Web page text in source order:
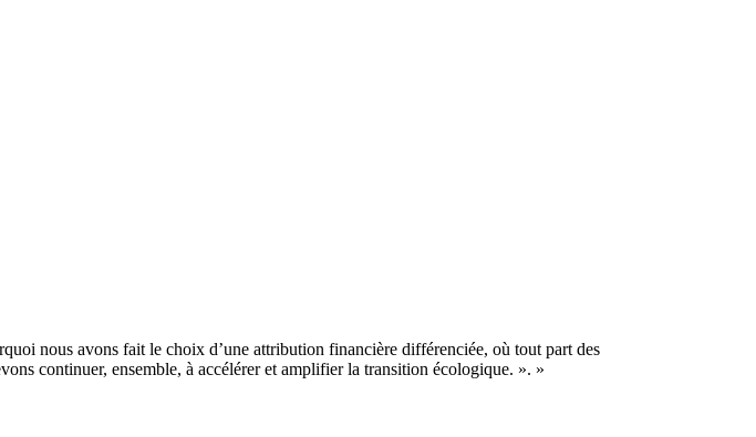
nous avons fait le choix d’une attribution financière différenciée, où tout part des
continuer, ensemble, à accélérer et amplifier la transition écologique. ». »